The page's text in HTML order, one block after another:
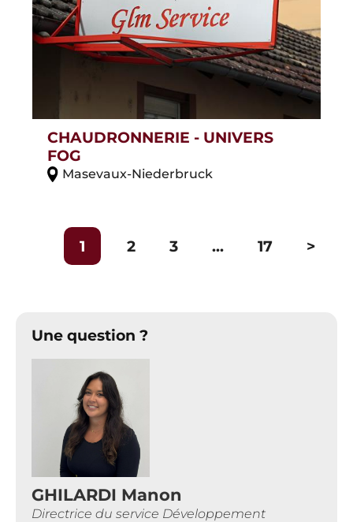
CHAUDRONNERIE - UNIVERS
FOG
Masevaux-Niederbruck
1 2 3 ... 17 >
Une question ?
GHILARDI Manon
Directrice du service Développement